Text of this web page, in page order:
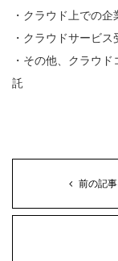
・クラウド上での
・クラウドサービス
・その他、クラウ
託
前の記事